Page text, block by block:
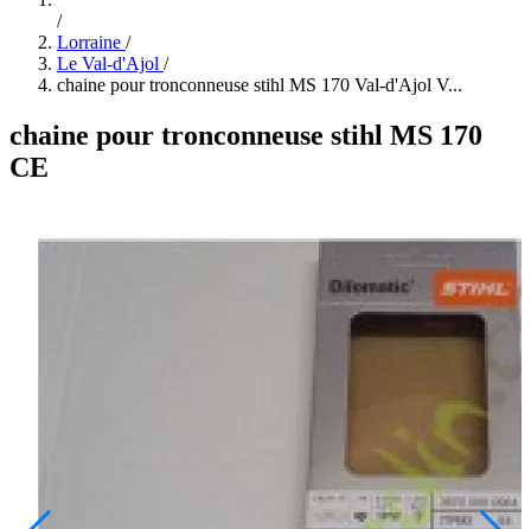
/
Lorraine /
Le Val-d'Ajol /
chaine pour tronconneuse stihl MS 170 Val-d'Ajol V...
chaine pour tronconneuse stihl MS 170
CE